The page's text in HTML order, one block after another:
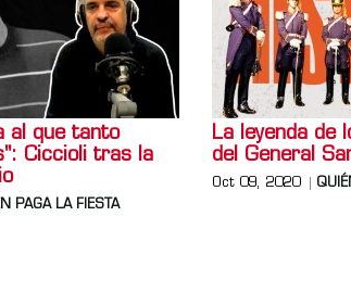
al que tanto
Ciccioli tras la
PAGA LA FIESTA
La leyenda de
del General
Oct 09, 2020